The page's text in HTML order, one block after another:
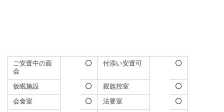
ご安置中の面
会
付添い安置可
仮眠施設
親族控室
会食室
法要室